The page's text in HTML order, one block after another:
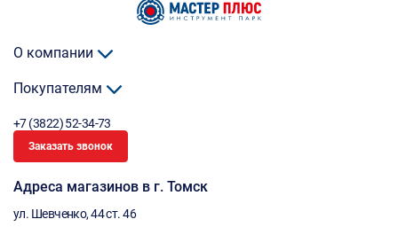
О компании
Покупателям
+7 (3822) 52-34-73
Заказать звонок
Адреса магазинов в г. Томск
ул. Шевченко, 44 ст. 46